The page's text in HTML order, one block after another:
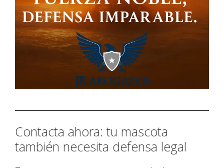
Contacta ahora: tu mascota
también necesita defensa legal